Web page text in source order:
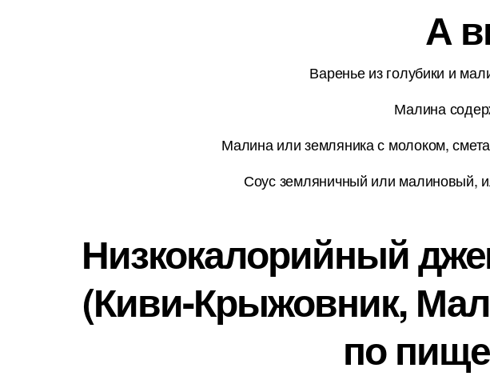
А
Варенье из голубики и
Малина
Малина или земляника с молоком,
Соус земляничный или малиновый,
Низкокалорийный
(Киви-Крыжовник,
по